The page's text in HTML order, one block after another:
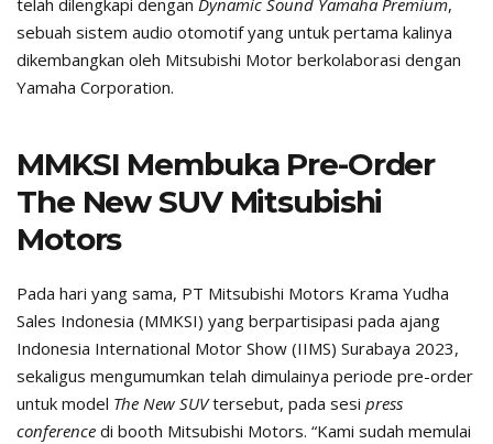
telah dilengkapi dengan Dynamic Sound Yamaha Premium,
sebuah sistem audio otomotif yang untuk pertama kalinya
dikembangkan oleh Mitsubishi Motor berkolaborasi dengan
Yamaha Corporation.
MMKSI Membuka Pre-Order
The New SUV Mitsubishi
Motors
Pada hari yang sama, PT Mitsubishi Motors Krama Yudha
Sales Indonesia (MMKSI) yang berpartisipasi pada ajang
Indonesia International Motor Show (IIMS) Surabaya 2023,
sekaligus mengumumkan telah dimulainya periode pre-order
untuk model The New SUVtersebut, pada sesi press
conference di booth Mitsubishi Motors. “Kami sudah memulai